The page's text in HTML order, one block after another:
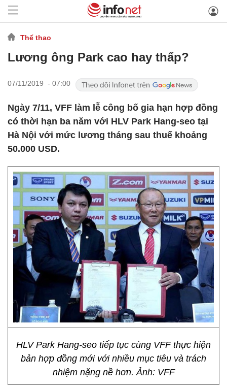
Thể thao
Lương ông Park cao hay thấp?
07/11/2019 - 07:00
Ngày 7/11, VFF làm lễ công bố gia hạn hợp đồng
có thời hạn ba năm với HLV Park Hang-seo tại
Hà Nội với mức lương tháng sau thuế khoảng
50.000 USD.
HLV Park Hang-seo tiếp tục cùng VFF thực hiện
bản hợp đồng mới với nhiều mục tiêu và trách
nhiệm nặng nề hơn. Ảnh: VFF